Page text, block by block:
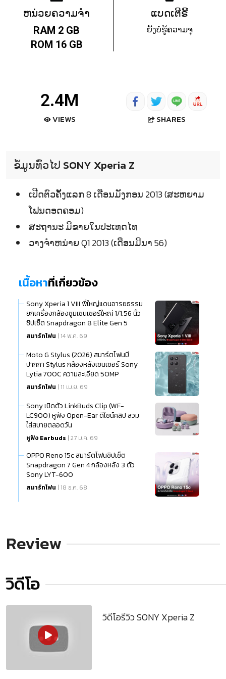
ຫນ່ວຍຄວາມຈຳ
RAM 2 GB
ROM 16 GB
ແບດເຕີຣີ້
ຍັງບໍ່ຮູ້ຄວາມຈຸ
2.4M
VIEWS SHARES
ຂໍ້ມູນທົ່ວໄປ SONY Xperia Z
ເປີດຕົວຄັ້ງແລກ 8 ເດືອນມັງກອນ 2013 (ສະຫຍາມ
ໂຟນດອດຄອມ)
ສະຖານະ ມີຂາຍໃນປະເທດໄທ
ວາງຈຳຫນ່າຍ Q1 2013 (ເດືອນມີນາ 56)
เนื้อหาที่เกี่ยวข้อง
Sony Xperia 1 VIII พี่ใหญ่แดนอารยธรรม
ยกเครื่องกล้องซูมเซนเซอร์ใหญ่ 1/1.56 นิ้ว
ชิปเซ็ต Snapdragon 8 Elite Gen 5
สมาร์ทโฟน | 14 พ.ค. 69
Moto G Stylus (2026) สมาร์ตโฟนมี
ปากกา Stylus กล้องหลังเซนเซอร์ Sony
Lytia 700C ความละเอียด 50MP
สมาร์ทโฟน | 11 เม.ย. 69
Sony เปิดตัว LinkBuds Clip (WF-
LC900) หูฟัง Open-Ear ดีไซน์คลิป สวม
ใส่สบายตลอดวัน
หูฟัง Earbuds | 27 ม.ค. 69
OPPO Reno 15c สมาร์ตโฟนชิปเซ็ต
Snapdragon 7 Gen 4 กล้องหลัง 3 ตัว
Sony LYT-600
สมาร์ทโฟน | 18 ธ.ค. 68
Review
วิดีโอ
วิดีโอรีวิว SONY Xperia Z